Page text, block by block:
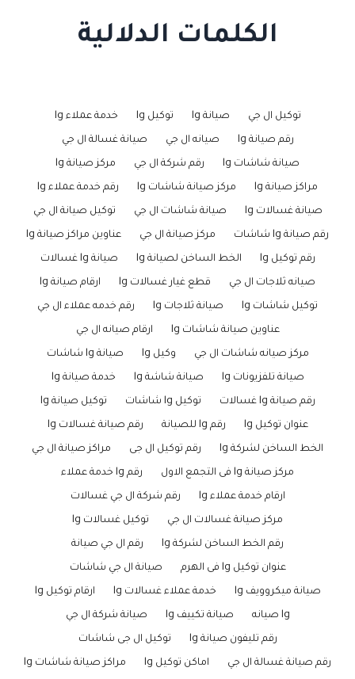
الكلمات الدلالية
توكيل ال جي صيانة lg توكيل lg خدمة عملاء lg
رقم صيانة lg صيانه ال جي صيانة غسالة ال جي
صيانة شاشات lg رقم شركة ال جي مركز صيانة lg
مراكز صيانة lg مركز صيانة شاشات lg رقم خدمة عملاء lg
صيانة غسالات lg صيانة شاشات ال جي توكيل صيانة ال جي
رقم صيانة lg شاشات مركز صيانة ال جي عناوين مراكز صيانة lg
رقم توكيل lg الخط الساخن لصيانة lg صيانة lg غسالات
صيانه ثلاجات ال جي قطع غيار غسالات lg ارقام صيانة lg
توكيل شاشات lg صيانة ثلاجات lg رقم خدمه عملاء ال جي
عناوين صيانة شاشات lg ارقام صيانه ال جي
مركز صيانه شاشات ال جي وكيل lg صيانة lg شاشات
صيانة تلفزيونات lg صيانة شاشة lg خدمة صيانة lg
رقم صيانة lg غسالات توكيل lg شاشات توكيل صيانة lg
عنوان توكيل lg رقم lg للصيانة رقم صيانة غسالات lg
الخط الساخن لشركة lg رقم توكيل ال جى مراكز صيانة ال جي
مركز صيانة lg فى التجمع الاول رقم lg خدمة عملاء
ارقام خدمة عملاء lg رقم شركة ال جي غسالات
مركز صيانة غسالات ال جي توكيل غسالات lg
رقم الخط الساخن لشركة lg رقم ال جي صيانة
عنوان توكيل lg فى الهرم صيانة ال جي شاشات
صيانة ميكروويف lg خدمة عملاء غسالات lg ارقام توكيل lg
lg صيانه صيانة تكييف lg صيانة شركة ال جي
رقم تليفون صيانة lg توكيل ال جى شاشات
رقم صيانة غسالة ال جي اماكن توكيل lg مراكز صيانة شاشات lg